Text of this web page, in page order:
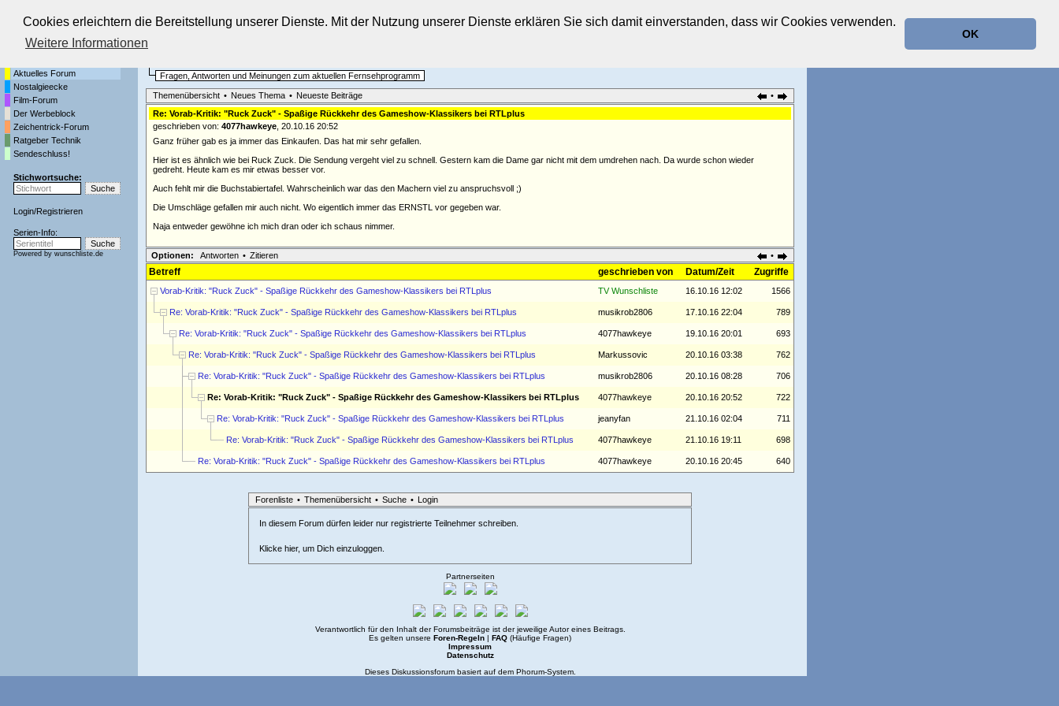
Cookies erleichtern die Bereitstellung unserer Dienste. Mit der Nutzung unserer Dienste erklären Sie sich damit einverstanden, dass wir Cookies verwenden.
Weitere Informationen
OK
Die Fernseh-Diskussionsforen von
Aktuelles Forum
Nostalgieecke
Film-Forum
Der Werbeblock
Zeichentrick-Forum
Ratgeber Technik
Sendeschluss!
Stichwortsuche:
Login/Registrieren
Serien-Info:
Powered by wunschliste.de
Fragen, Antworten und Meinungen zum aktuellen Fernsehprogramm
Themenübersicht • Neues Thema • Neueste Beiträge
•
Re: Vorab-Kritik: "Ruck Zuck" - Spaßige Rückkehr des Gameshow-Klassikers bei RTLplus
geschrieben von: 4077hawkeye, 20.10.16 20:52
Ganz früher gab es ja immer das Einkaufen. Das hat mir sehr gefallen.
Hier ist es ähnlich wie bei Ruck Zuck. Die Sendung vergeht viel zu schnell. Gestern kam die Dame gar nicht mit dem umdrehen nach. Da wurde schon wieder
gedreht. Heute kam es mir etwas besser vor.
Auch fehlt mir die Buchstabiertafel. Wahrscheinlich war das den Machern viel zu anspruchsvoll ;)
Die Umschläge gefallen mir auch nicht. Wo eigentlich immer das ERNSTL vor gegeben war.
Naja entweder gewöhne ich mich dran oder ich schaus nimmer.
•
Optionen: Antworten • Zitieren
Betreff geschrieben von Datum/Zeit Zugriffe
Vorab-Kritik: "Ruck Zuck" - Spaßige Rückkehr des Gameshow-Klassikers bei RTLplus TV Wunschliste 16.10.16 12:02 1566
Re: Vorab-Kritik: "Ruck Zuck" - Spaßige Rückkehr des Gameshow-Klassikers bei RTLplus musikrob2806 17.10.16 22:04 789
Re: Vorab-Kritik: "Ruck Zuck" - Spaßige Rückkehr des Gameshow-Klassikers bei RTLplus 4077hawkeye 19.10.16 20:01 693
Re: Vorab-Kritik: "Ruck Zuck" - Spaßige Rückkehr des Gameshow-Klassikers bei RTLplus Markussovic 20.10.16 03:38 762
Re: Vorab-Kritik: "Ruck Zuck" - Spaßige Rückkehr des Gameshow-Klassikers bei RTLplus musikrob2806 20.10.16 08:28 706
Re: Vorab-Kritik: "Ruck Zuck" - Spaßige Rückkehr des Gameshow-Klassikers bei RTLplus 4077hawkeye 20.10.16 20:52 722
Re: Vorab-Kritik: "Ruck Zuck" - Spaßige Rückkehr des Gameshow-Klassikers bei RTLplus jeanyfan 21.10.16 02:04 711
Re: Vorab-Kritik: "Ruck Zuck" - Spaßige Rückkehr des Gameshow-Klassikers bei RTLplus 4077hawkeye 21.10.16 19:11 698
Re: Vorab-Kritik: "Ruck Zuck" - Spaßige Rückkehr des Gameshow-Klassikers bei RTLplus 4077hawkeye 20.10.16 20:45 640
Forenliste • Themenübersicht • Suche • Login
In diesem Forum dürfen leider nur registrierte Teilnehmer schreiben.
Klicke hier, um Dich einzuloggen.
Partnerseiten
Verantwortlich für den Inhalt der Forumsbeiträge ist der jeweilige Autor eines Beitrags.
Es gelten unsere Foren-Regeln FAQ (Häufige Fragen)
Impressum
Datenschutz
Dieses Diskussionsforum basiert auf dem Phorum-System.